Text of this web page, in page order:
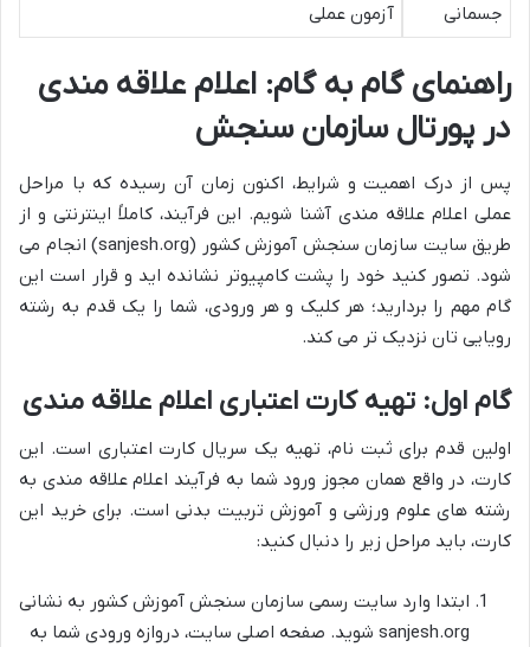
جسمانی
آزمون عملی
راهنمای گام به گام: اعلام علاقه مندی
در پورتال سازمان سنجش
پس از درک اهمیت و شرایط، اکنون زمان آن رسیده که با مراحل
عملی اعلام علاقه مندی آشنا شویم. این فرآیند، کاملاً اینترنتی و از
طریق سایت سازمان سنجش آموزش کشور (sanjesh.org) انجام می
شود. تصور کنید خود را پشت کامپیوتر نشانده اید و قرار است این
گام مهم را بردارید؛ هر کلیک و هر ورودی، شما را یک قدم به رشته
رویایی تان نزدیک تر می کند.
گام اول: تهیه کارت اعتباری اعلام علاقه مندی
اولین قدم برای ثبت نام، تهیه یک سریال کارت اعتباری است. این
کارت، در واقع همان مجوز ورود شما به فرآیند اعلام علاقه مندی به
رشته های علوم ورزشی و آموزش تربیت بدنی است. برای خرید این
کارت، باید مراحل زیر را دنبال کنید:
ابتدا وارد سایت رسمی سازمان سنجش آموزش کشور به نشانی
sanjesh.org شوید. صفحه اصلی سایت، دروازه ورودی شما به